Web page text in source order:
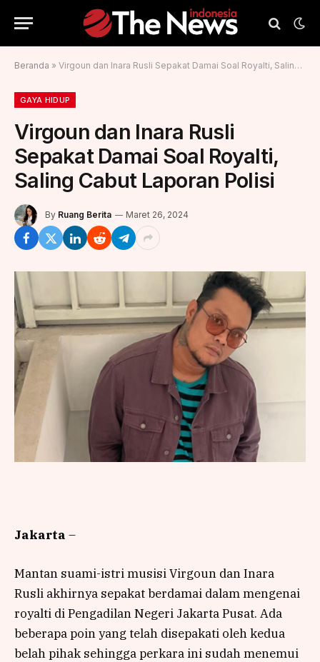
Beranda » Virgoun dan Inara Rusli Sepakat Damai Soal Royalti, Saling Cabut Laporan Polisi
GAYA HIDUP
Virgoun dan Inara Rusli
Sepakat Damai Soal Royalti,
Saling Cabut Laporan Polisi
By Ruang Berita Maret 26, 2024
Jakarta –
Mantan suami-istri musisi Virgoun dan Inara
Rusli akhirnya sepakat berdamai dalam mengenai
royalti di Pengadilan Negeri Jakarta Pusat. Ada
beberapa poin yang telah disepakati oleh kedua
belah pihak sehingga perkara ini sudah menemui